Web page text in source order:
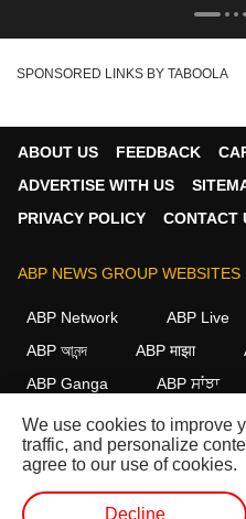
SPONSORED LINKS BY TABOOLA
ABOUT US FEEDBACK
ADVERTISE WITH US
PRIVACY POLICY
CONTACT
ABP NEWS GROUP WEBSITES
ABP Network ABP Live
ABP আনন্দ
ABP माझा
ABP Ganga
ABP ਸਾਂਝਾ
FOLLOW US
We use cookies to improve
traffic, and personalize
agree to our use of cookies.
Decline